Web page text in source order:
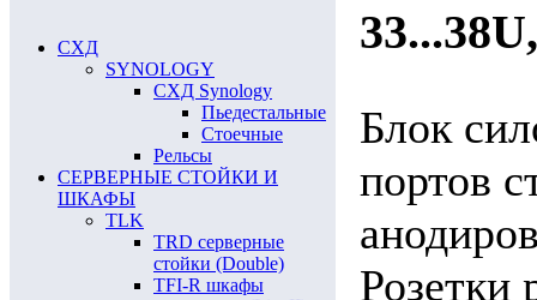
СХД
SYNOLOGY
СХД Synology
Пьедестальные
Стоечные
Рельсы
СЕРВЕРНЫЕ СТОЙКИ И
ШКАФЫ
TLK
TRD серверные
стойки (Double)
TFI-R шкафы
Блок
портов
Розетки